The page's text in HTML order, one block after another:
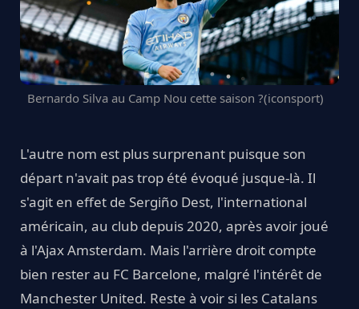
Bernardo Silva au Camp Nou cette saison ?(iconsport)
L'autre nom est plus surprenant puisque son
départ n'avait pas trop été évoqué jusque-là. Il
s'agit en effet de Sergiño Dest, l'international
américain, au club depuis 2020, après avoir joué
à l'Ajax Amsterdam. Mais l'arrière droit compte
bien rester au FC Barcelone, malgré l'intérêt de
Manchester United. Reste à voir si les Catalans